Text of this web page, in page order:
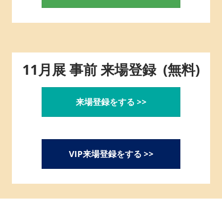
品・
飲
料
Week-
11月展 事前 来場登録 (無料)
来場登録をする >>
VIP来場登録をする >>